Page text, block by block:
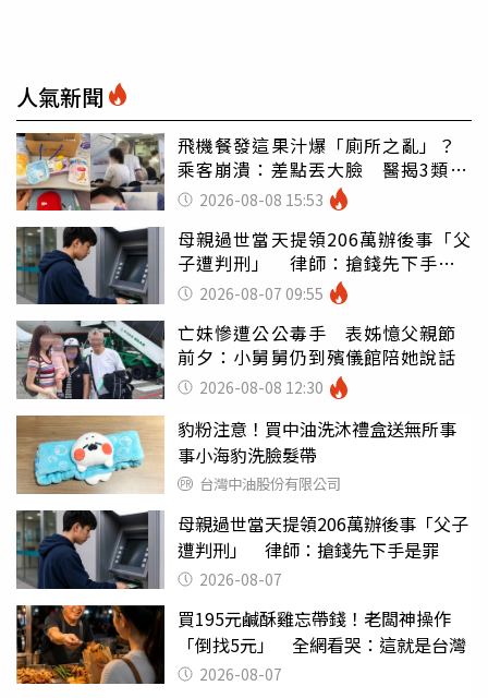
人氣新聞
飛機餐發這果汁爆「廁所之亂」？
乘客崩潰：差點丟大臉 醫揭3類人
別亂喝
2026-08-08 15:53
母親過世當天提領206萬辦後事「父
子遭判刑」 律師：搶錢先下手是
罪 2026-08-07 09:55
亡妹慘遭公公毒手 表姊憶父親節
前夕：小舅舅仍到殯儀館陪她說話
2026-08-08 12:30
豹粉注意！買中油洗沐禮盒送無所事
事小海豹洗臉髮帶
台灣中油股份有限公司
母親過世當天提領206萬辦後事「父子
遭判刑」 律師：搶錢先下手是罪
2026-08-07
買195元鹹酥雞忘帶錢！老闆神操作
「倒找5元」 全網看哭：這就是台灣
2026-08-07